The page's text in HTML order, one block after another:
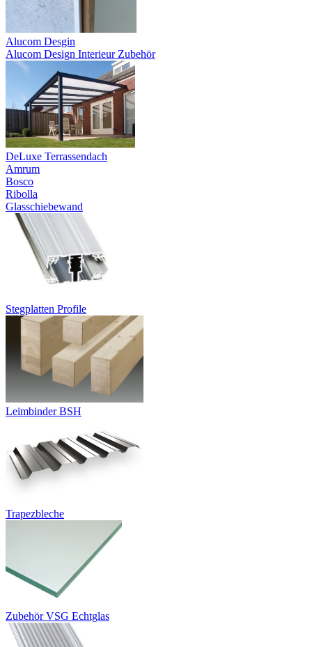
Alucom Desgin
Alucom Design Interieur Zubehör
DeLuxe Terrassendach
Amrum
Bosco
Ribolla
Glasschiebewand
Stegplatten Profile
Leimbinder BSH
Trapezbleche
Zubehör VSG Echtglas